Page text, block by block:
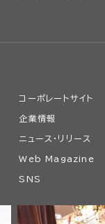
コーポレートサイト
企業情報
ニュース・リリース
Web Magazine
SNS